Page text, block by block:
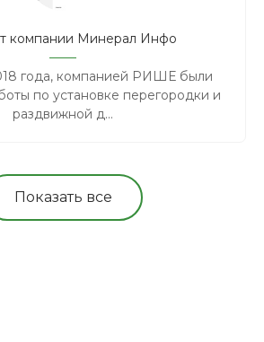
компании Минерал Инфо
года, компанией РИШЕ были
по установке перегородки и
раздвижной д...
Показать все